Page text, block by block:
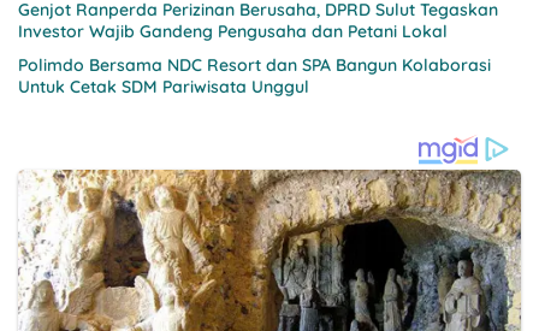
Genjot Ranperda Perizinan Berusaha, DPRD Sulut Tegaskan
Investor Wajib Gandeng Pengusaha dan Petani Lokal
Polimdo Bersama NDC Resort dan SPA Bangun Kolaborasi
Untuk Cetak SDM Pariwisata Unggul